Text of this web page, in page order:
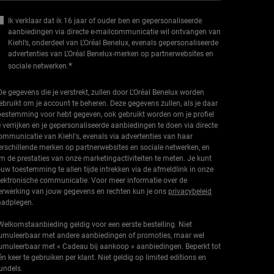
Ik verklaar dat ik 16 jaar of ouder ben en gepersonaliseerde
aanbiedingen via directe e-mailcommunicatie wil ontvangen van
Kiehl’s, onderdeel van L’Oréal Benelux, evenals gepersonaliseerde
advertenties van L’Oréal Benelux-merken op partnerwebsites en
sociale netwerken.*
gegevens die je verstrekt, zullen door L'Oréal Benelux worden
om je account te beheren. Deze gegevens zullen, als je daar
voor hebt gegeven, ook gebruikt worden om je profiel
verrijken en je gepersonaliseerde aanbiedingen te doen via directe
van Kiehl's, evenals via advertenties van haar
merken op partnerwebsites en sociale netwerken, en
de prestaties van onze marketingactiviteiten te meten. Je kunt
toestemming te allen tijde intrekken via de afmeldlink in onze
communicatie. Voor meer informatie over de
van jouw gegevens en rechten kun je ons privacybeleid
geldig voor een eerste bestelling. Niet
met andere aanbiedingen of promoties, maar wel
met « Cadeau bij aankoop » aanbiedingen. Beperkt tot
keer te gebruiken per klant. Niet geldig op limited editions en